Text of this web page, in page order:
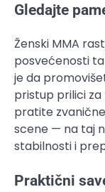
Gledajte
Ženski MMA
posvećenosti
je da
pristup prilici
pratite
scene — na taj
stabilnosti i
Praktični